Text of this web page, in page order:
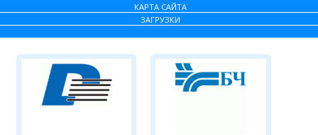
КАРТА САЙТА
ЗАГРУЗКИ